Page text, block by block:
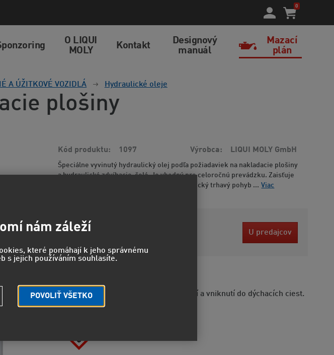
0
O LIQUI
MOLY
Kontakt
Designový
manuál
Mazací
plán
A ÚŽITKOVÉ VOZIDLÁ Hydraulické oleje
plošiny
Kód produktu 1097 Výrobca LIQUI MOLY GmbH
Špeciálne vyvinutý hydraulický olej podľa požiadaviek na nakladacie plošiny
a hydraulické zdvíhacie čelá. Je vhodný pre celoročnú prevádzku. Zaisťuje
presnú funkciu hydraulického systému. Typický trhavý pohyb ... Viac
12,22 EUR U predajcov
H304 - Môže byť smrteľný po požití a vniknutí do dýchacích ciest.
nám záleží
které pomáhají k jeho správnému
s jejich používáním souhlasíte.
POVOLIŤ VŠETKO